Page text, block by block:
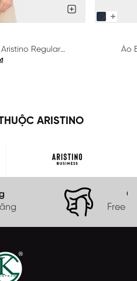
Regular
Áo
ARISTINO
Free